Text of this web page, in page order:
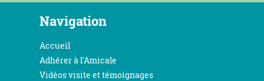
Navigation
Accueil
Adhérer à l'Amicale
Vidéos visite et témoignages